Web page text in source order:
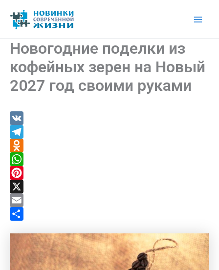
Новогодние поделки из
кофейных зерен на Новый
2027 год своими руками
V
KT
e
l
e
g
r
O
d
n
o
k
s
W
h
a
t
p
P
n
r
X
E
iп